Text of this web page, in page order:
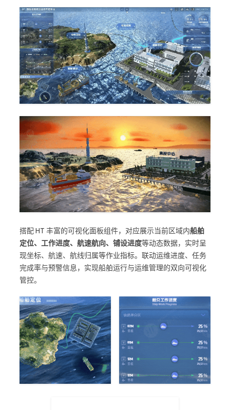
搭配 HT 丰富的可视化面板组件，对应展示当前区域内船舶
定位、工作进度、航速航向、铺设进度等动态数据，实时呈
现坐标、航速、航线归属等作业指标。联动运维进度、任务
完成率与预警信息，实现船舶运行与运维管理的双向可视化
管控。